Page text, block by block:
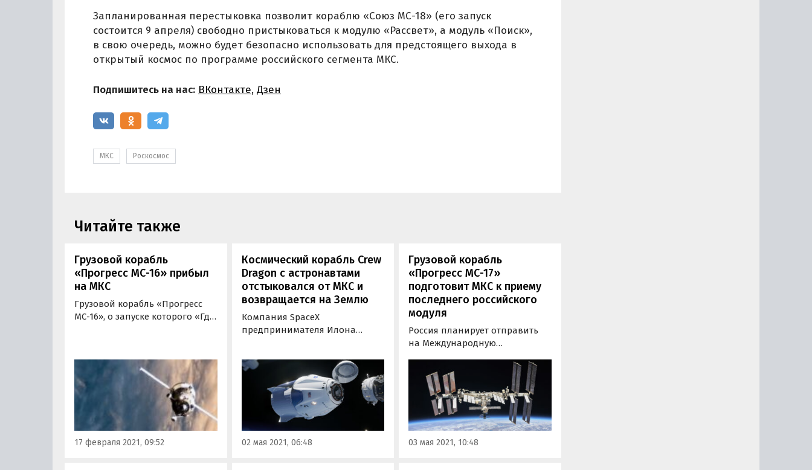
Запланированная перестыковка позволит кораблю «Союз МС-18» (его запуск
состоится 9 апреля) свободно пристыковаться к модулю «Рассвет», а модуль «Поиск»,
в свою очередь, можно будет безопасно использовать для предстоящего выхода в
открытый космос по программе российского сегмента МКС.
Подпишитесь на нас: ВКонтакте, Дзен
МКС Роскосмос
Читайте также
Грузовой корабль
«Прогресс МС-16» прибыл
на МКС
Грузовой корабль «Прогресс
МС-16», о запуске которого «Где
Стыковка с ней была
произведена сегодня, в 9:26
утра по московскому времени.
17 февраля 2021, 09:52
Космический корабль Crew
Dragon с астронавтами
отстыковался от МКС и
возвращается на Землю
Компания SpaceX
предпринимателя Илона
Dragon с четырьмя
астронавтами миссии Crew-1
на борту от Международной
космической станции (МКС) для
возвращения на Землю.
02 мая 2021, 06:48
Грузовой корабль
«Прогресс МС-17»
подготовит МКС к приему
последнего российского
модуля
Россия планирует отправить
на Международную
модули «Наука» и «Причал» в
июле и ноябре 2021 года. Для их
приема будут проведены
необходимые
подготовительные работы, в
которых задействуют грузовой
корабль «Прогресс МС-17»…
03 мая 2021, 10:48